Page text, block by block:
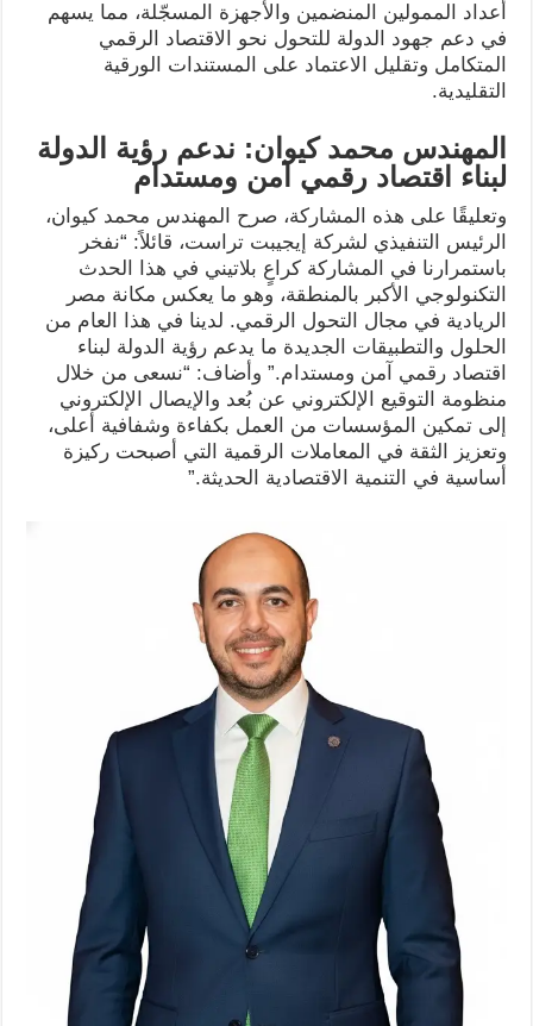
أعداد الممولين المنضمين والأجهزة المسجّلة، مما يسهم
في دعم جهود الدولة للتحول نحو الاقتصاد الرقمي
المتكامل وتقليل الاعتماد على المستندات الورقية
التقليدية.
المهندس محمد كيوان: ندعم رؤية الدولة
لبناء اقتصاد رقمي آمن ومستدام
وتعليقًا على هذه المشاركة، صرح المهندس محمد كيوان،
الرئيس التنفيذي لشركة إيجيبت تراست، قائلاً: “نفخر
باستمرارنا في المشاركة كراعٍ بلاتيني في هذا الحدث
التكنولوجي الأكبر بالمنطقة، وهو ما يعكس مكانة مصر
الريادية في مجال التحول الرقمي. لدينا في هذا العام من
الحلول والتطبيقات الجديدة ما يدعم رؤية الدولة لبناء
اقتصاد رقمي آمن ومستدام.” وأضاف: “نسعى من خلال
منظومة التوقيع الإلكتروني عن بُعد والإيصال الإلكتروني
إلى تمكين المؤسسات من العمل بكفاءة وشفافية أعلى،
وتعزيز الثقة في المعاملات الرقمية التي أصبحت ركيزة
أساسية في التنمية الاقتصادية الحديثة.”